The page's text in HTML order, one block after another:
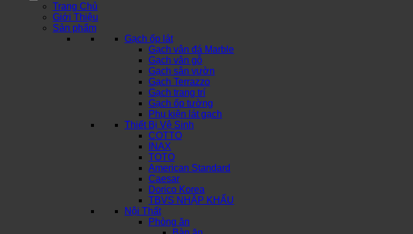
Trang Chủ
Giới Thiệu
Sản phẩm
Gạch ốp lát
Gạch vân đá Marble
Gạch vân gỗ
Gạch sân vườn
Gạch Terrazzo
Gạch trang trí
Gạch ốp tường
Phụ kiện lát gạch
Thiết Bị Vệ Sinh
COTTO
INAX
TOTO
American Standard
Caesar
Dorico Korea
TBVS NHẬP KHẨU
Nội Thất
Phòng ăn